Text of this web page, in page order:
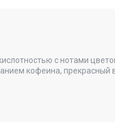
с нотами
кофеина, прекрасный